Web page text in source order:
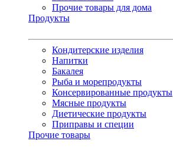
Прочие товары для дома
Продукты
Кондитерские изделия
Напитки
Бакалея
Рыба и морепродукты
Консервированные продукты
Мясные продукты
Диетические продукты
Приправы и специи
Прочие товары